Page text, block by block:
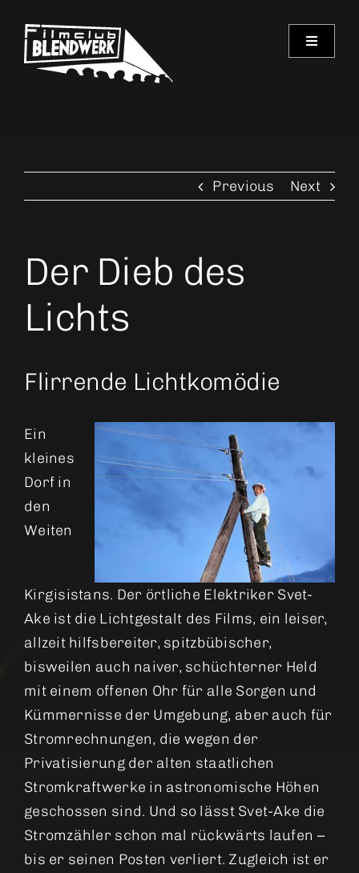
content
Toggle
Verein
Previous Next
Der Dieb des
Lichts
Flirrende Lichtkomödie
Ein
kleines
Dorf in
den
Weiten
Kirgisistans. Der örtliche Elektriker Svet-
Ake ist die Lichtgestalt des Films, ein leiser,
allzeit hilfsbereiter, spitzbübischer,
bisweilen auch naiver, schüchterner Held
mit einem offenen Ohr für alle Sorgen und
Kümmernisse der Umgebung, aber auch für
Stromrechnungen, die wegen der
Privatisierung der alten staatlichen
Stromkraftwerke in astronomische Höhen
geschossen sind. Und so lässt Svet-Ake die
Stromzähler schon mal rückwärts laufen –
bis er seinen Posten verliert. Zugleich ist er